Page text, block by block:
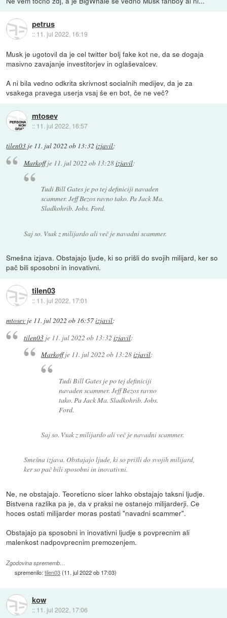
petrus
:: 11. jul 2022, 16:19
Musk je ugotovil da je cel twitter bolj fake kot ne, da se dogaja
masivno zavajanje investitorjev in oglaševalcev.
A ni bila vedno odkrita skrivnost socialnih medijev, da je za
vsakega pravega userja vsaj še en bot, če ne več?
mtosev
:: 11. jul 2022, 16:57
tilen03 je 11. jul 2022 ob 13:32 izjavil:
Markoffje 11. jul 2022 ob 13:28izjavil:
Tudi Bill Gates je po tej definiciji navaden
scammer. Jeff Bezos ravno tako. Pa Jack Ma.
Sladkohrib. Jobs. Ford.
Saj so. Vsak z milijardo ali več je navadni scammer.
Smešna izjava. Obstajajo ljude, ki so prišli do svojih milijard, ker so
pač bili sposobni in inovativni.
tilen03
:: 11. jul 2022, 17:01
mtosev je 11. jul 2022 ob 16:57izjavil:
tilen03je 11. jul 2022 ob 13:32 izjavil:
Markoffje 11. jul 2022 ob 13:28izjavil:
Tudi Bill Gates je po tej definiciji
navaden scammer. Jeff Bezos ravno
tako. Pa Jack Ma. Sladkohrib. Jobs.
Ford.
Saj so. Vsak z milijardo ali več je navadni scammer.
Smešna izjava. Obstajajo ljude, ki so prišli do svojih milijard,
ker so pač bili sposobni in inovativni.
Ne, ne obstajajo. Teoreticno sicer lahko obstajajo taksni ljudje.
Bistvena razlika pa je, da v praksi ne ostanejo milijarderji. Ce
hoces ostati milijarder moras postati "navadni scammer".
Obstajajo pa sposobni in inovativni ljudje s povprecnim ali
malenkost nadpovprecnim premozenjem.
Zgodovina sprememb…
spremenilo:tilen03(11. jul 2022 ob 17:03)
kow
:: 11. jul 2022, 17:06